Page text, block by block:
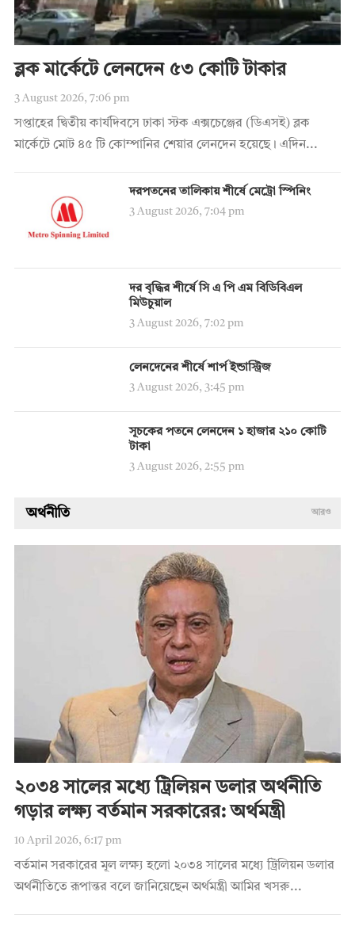
ব্লক মার্কেটে লেনদেন ৫৩ কোটি টাকার
3 August 2026, 7:06 pm
সপ্তাহের দ্বিতীয় কার্যদিবসে ঢাকা স্টক এক্সচেঞ্জের (ডিএসই) ব্লক
মার্কেটে মোট ৪৫ টি কোম্পানির শেয়ার লেনদেন হয়েছে। এদিন...
দরপতনের তালিকায় শীর্ষে মেট্রো স্পিনিং
3 August 2026, 7:04 pm
দর বৃদ্ধির শীর্ষে সি এ পি এম বিডিবিএল
মিউচুয়াল
3 August 2026, 7:02 pm
লেনদেনের শীর্ষে শার্প ইন্ডাস্ট্রিজ
3 August 2026, 3:45 pm
সূচকের পতনে লেনদেন ১ হাজার ২১০ কোটি
টাকা
3 August 2026, 2:55 pm
অর্থনীতি আরও
২০৩৪ সালের মধ্যে ট্রিলিয়ন ডলার অর্থনীতি
গড়ার লক্ষ্য বর্তমান সরকারের: অর্থমন্ত্রী
10 April 2026, 6:17 pm
বর্তমান সরকারের মূল লক্ষ্য হলো ২০৩৪ সালের মধ্যে ট্রিলিয়ন ডলার
অর্থনীতিতে রূপান্তর বলে জানিয়েছেন অর্থমন্ত্রী আমির খসরু...